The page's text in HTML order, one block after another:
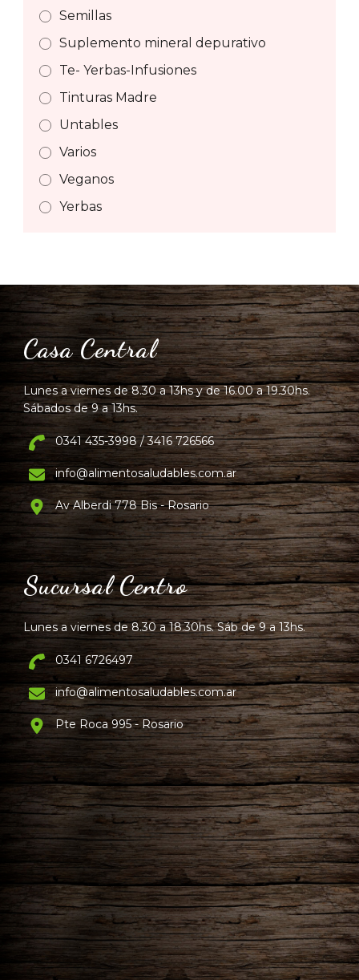
Semillas
Suplemento mineral depurativo
Te- Yerbas-Infusiones
Tinturas Madre
Untables
Varios
Veganos
Yerbas
Casa Central
Lunes a viernes de 8.30 a 13hs y de 16.00 a 19.30hs.
Sábados de 9 a 13hs.
0341 435-3998 / 3416 726566
info@alimentosaludables.com.ar
Av Alberdi 778 Bis - Rosario
Sucursal Centro
Lunes a viernes de 8.30 a 18.30hs. Sáb de 9 a 13hs.
0341 6726497
info@alimentosaludables.com.ar
Pte Roca 995 - Rosario